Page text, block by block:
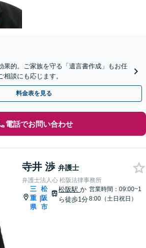
果的。ご家族を守る「遺言書作成」もお任
談にも応じます。
料金表を見る
電話でお問い合わせ
寺井 渉 弁護士
弁護士法人心 松阪法律事務所
三
重
県
|
松
阪
市
松阪駅か
ら徒歩1分
営業時間：09:00~1
8:00（土日祝日）